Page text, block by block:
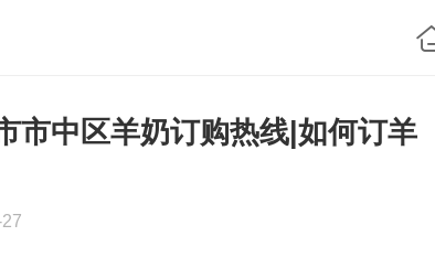
市中区羊奶订购热线|如何订羊